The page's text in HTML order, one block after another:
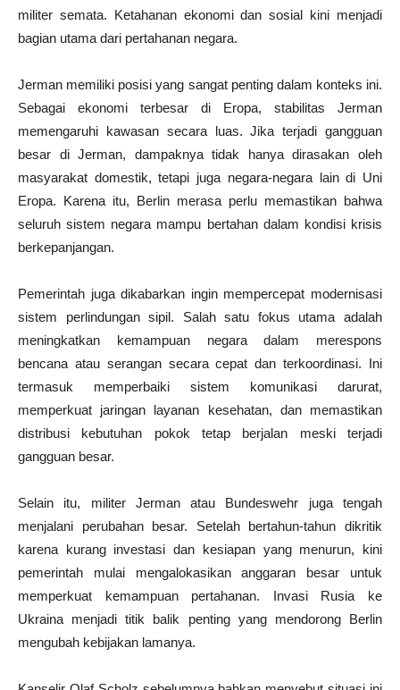
militer semata. Ketahanan ekonomi dan sosial kini menjadi
bagian utama dari pertahanan negara.
Jerman memiliki posisi yang sangat penting dalam konteks ini.
Sebagai ekonomi terbesar di Eropa, stabilitas Jerman
memengaruhi kawasan secara luas. Jika terjadi gangguan
besar di Jerman, dampaknya tidak hanya dirasakan oleh
masyarakat domestik, tetapi juga negara-negara lain di Uni
Eropa. Karena itu, Berlin merasa perlu memastikan bahwa
seluruh sistem negara mampu bertahan dalam kondisi krisis
berkepanjangan.
Pemerintah juga dikabarkan ingin mempercepat modernisasi
sistem perlindungan sipil. Salah satu fokus utama adalah
meningkatkan kemampuan negara dalam merespons
bencana atau serangan secara cepat dan terkoordinasi. Ini
termasuk memperbaiki sistem komunikasi darurat,
memperkuat jaringan layanan kesehatan, dan memastikan
distribusi kebutuhan pokok tetap berjalan meski terjadi
gangguan besar.
Selain itu, militer Jerman atau Bundeswehr juga tengah
menjalani perubahan besar. Setelah bertahun-tahun dikritik
karena kurang investasi dan kesiapan yang menurun, kini
pemerintah mulai mengalokasikan anggaran besar untuk
memperkuat kemampuan pertahanan. Invasi Rusia ke
Ukraina menjadi titik balik penting yang mendorong Berlin
mengubah kebijakan lamanya.